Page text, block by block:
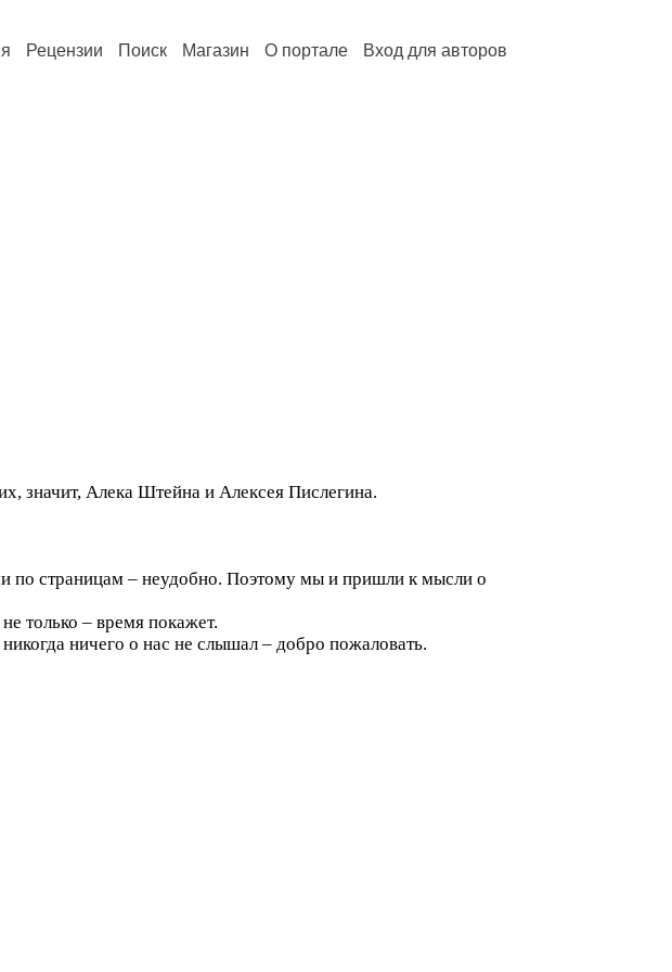
Рецензии Поиск Магазин О портале Вход для авторов
значит, Алека Штейна и Алексея Пислегина.
по страницам – неудобно. Поэтому мы и пришли к мысли о
только – время покажет.
ничего о нас не слышал – добро пожаловать.